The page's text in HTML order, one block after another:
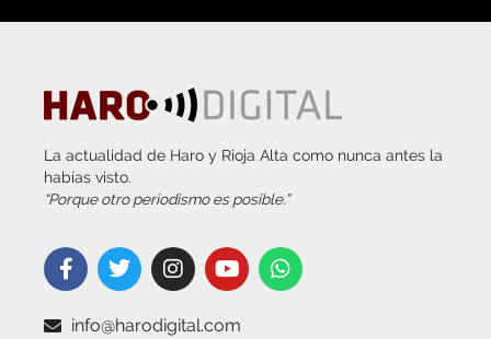
La actualidad de Haro y Rioja Alta como nunca antes la
habías visto.
“Porque otro periodismo es posible.”
info@harodigital.com